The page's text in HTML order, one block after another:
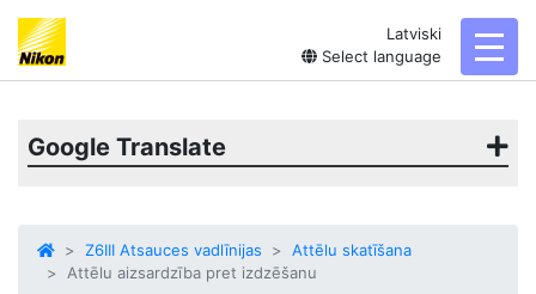
Latviski
Select language
Google Translate
Z6III Atsauces vadlīnijas
Attēlu skatīšana
Attēlu aizsardzība pret izdzēšanu